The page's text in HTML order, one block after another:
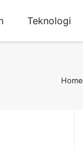
Teknologi
Home